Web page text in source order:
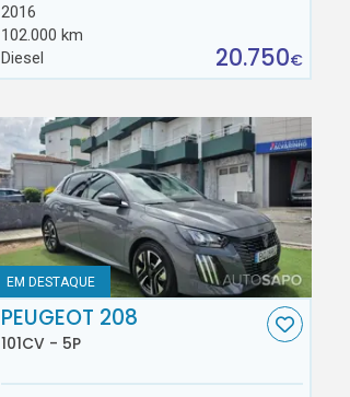
2016
102.000 km
Diesel
20.750€
EM DESTAQUE
PEUGEOT 208
101CV - 5P